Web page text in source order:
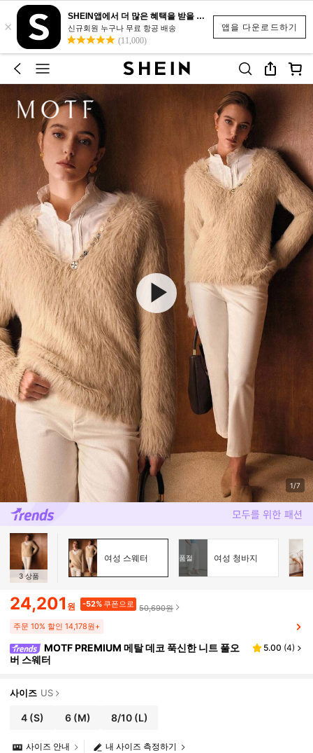
앱을 다운로드하기
×
SHEIN앱에서 더 많은 혜택을 받을 수 있어요.
신규회원 누구나 무료 항공 배송
(11,000)
1/7
3 상품
여성 스웨터 품절 여성 청바지
24,201 원 -52%쿠폰으로 50,690원
주문 10% 할인 14,178원+
MOTF PREMIUM 메탈 데코 푹신한 니트 풀오
버 스웨터
5.00 (4)
사이즈 US
4 (S) 6 (M) 8/10(L)
내 사이즈 측정하기
사이즈 안내